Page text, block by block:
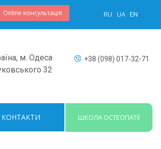
Online консультація RU UA EN
м. Одеса
32
+38 (098) 017-32-71
КОНТАКТИ ШКОЛА ОСТЕОПАТІЇ